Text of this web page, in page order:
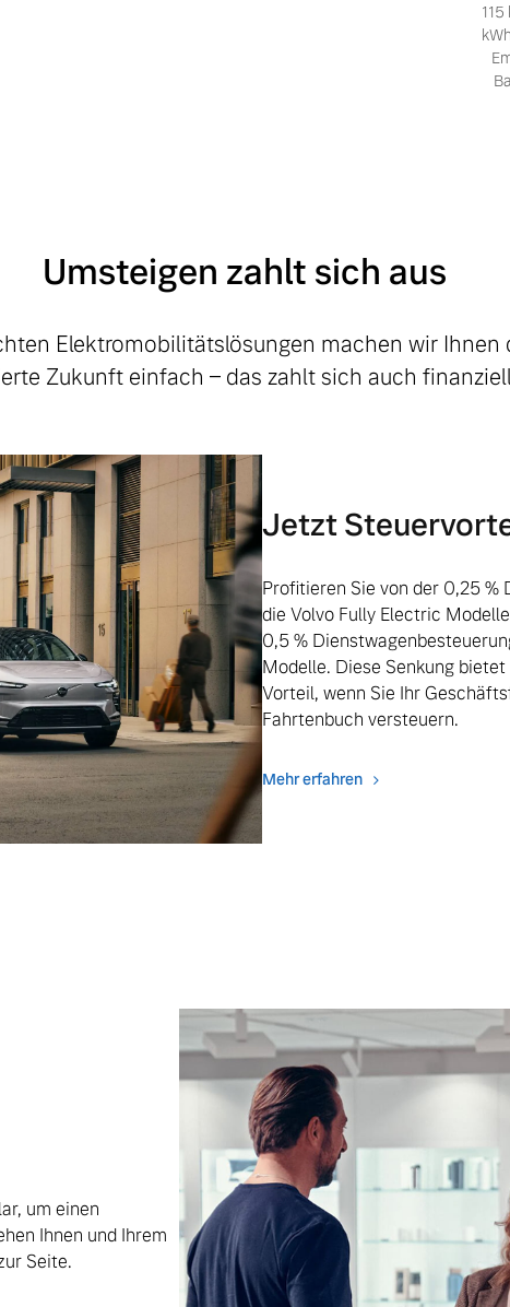
Umsteigen zahlt sich aus
Elektromobilitätslösungen machen wir Ihnen
Zukunft einfach – das zahlt sich auch
Jetzt
Profitieren Sie von der 0,25
die Volvo Fully Electric
0,5 %
Modelle. Diese Senkung
Vorteil, wenn Sie Ihr
Fahrtenbuch versteuern.
Mehr erfahren
um einen
Ihnen und Ihrem
Seite.